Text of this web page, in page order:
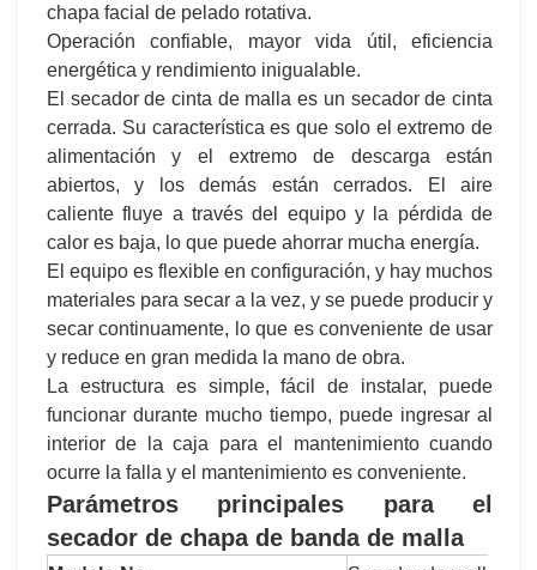
chapa facial de pelado rotativa.
Operación confiable, mayor vida útil, eficiencia
energética y rendimiento inigualable.
El secador de cinta de malla es un secador de cinta
cerrada. Su característica es que solo el extremo de
alimentación y el extremo de descarga están
abiertos, y los demás están cerrados. El aire
caliente fluye a través del equipo y la pérdida de
calor es baja, lo que puede ahorrar mucha energía.
El equipo es flexible en configuración, y hay muchos
materiales para secar a la vez, y se puede producir y
secar continuamente, lo que es conveniente de usar
y reduce en gran medida la mano de obra.
La estructura es simple, fácil de instalar, puede
funcionar durante mucho tiempo, puede ingresar al
interior de la caja para el mantenimiento cuando
ocurre la falla y el mantenimiento es conveniente.
Parámetros principales para el
secador de chapa de banda de malla